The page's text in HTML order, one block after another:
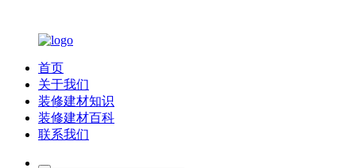
首页
关于我们
装修建材知识
装修建材百科
联系我们